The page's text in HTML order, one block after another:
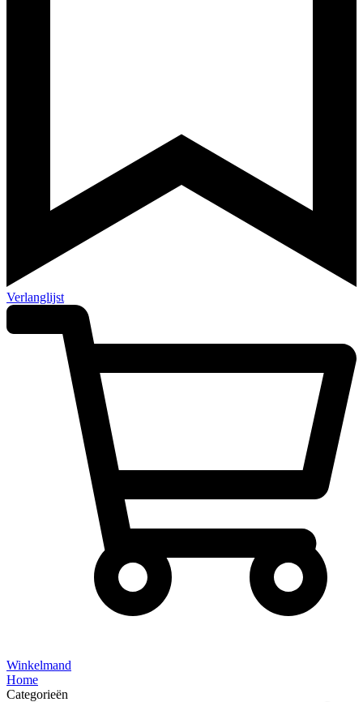
Verlanglijst
Winkelmand
Home
Categorieën